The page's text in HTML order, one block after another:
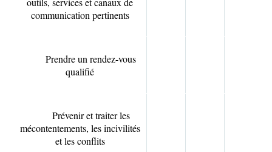
communication pertinents
Prendre un rendez-vous
qualifié
Prévenir et traiter les
mécontentements, les incivilités
et les conflits